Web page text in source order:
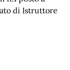
di Istruttore